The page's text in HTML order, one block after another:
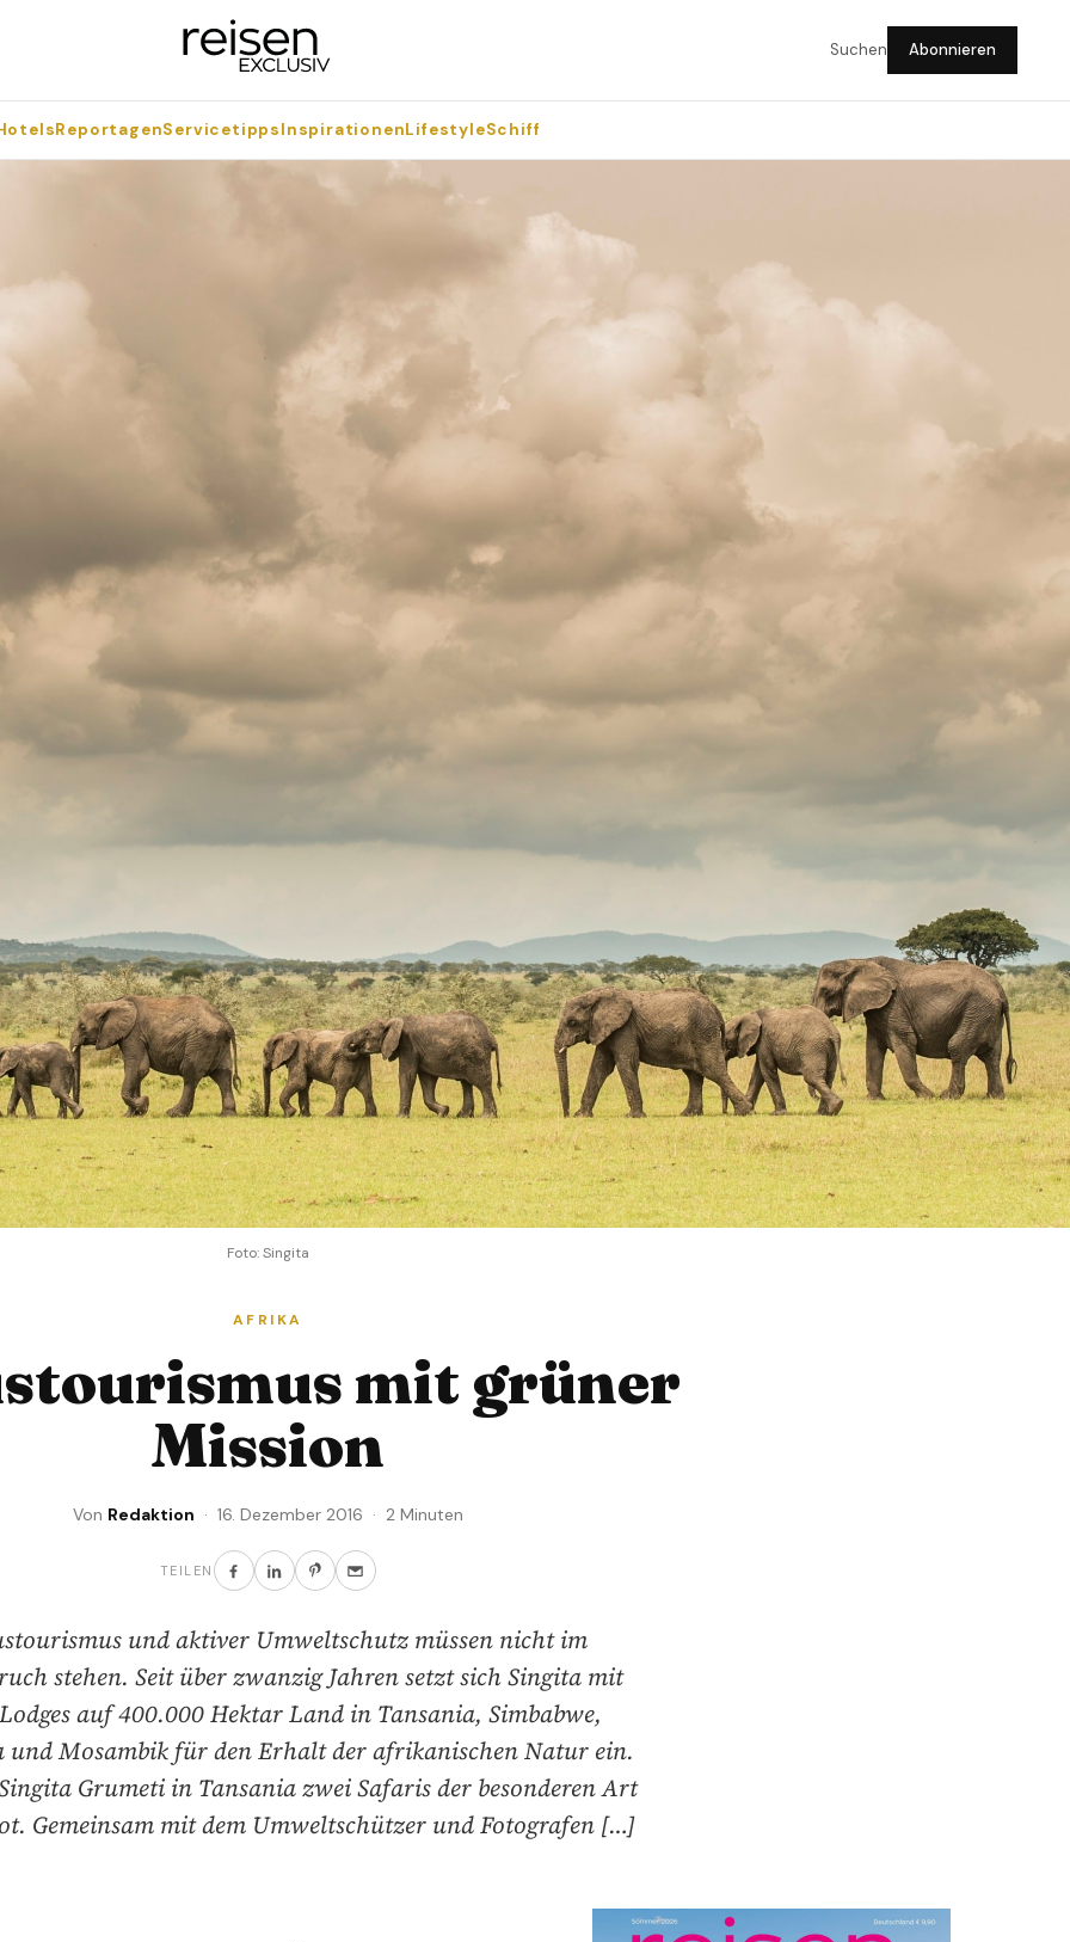
Suchen Abonnieren
ReportagenServicetippsInspirationenLifestyleSchiff
Foto: Singita
AFRIKA
mit grüner
Mission
Von Redaktion · 16. Dezember 2016 · 2 Minuten
TEILEN
und aktiver Umweltschutz müssen nicht im
stehen. Seit über zwanzig Jahren setzt sich Singita mit
auf 400.000 Hektar Land in Tansania, Simbabwe,
und Mosambik für den Erhalt der afrikanischen Natur ein.
Grumeti in Tansania zwei Safaris der besonderen Art
Gemeinsam mit dem Umweltschützer und Fotografen […]